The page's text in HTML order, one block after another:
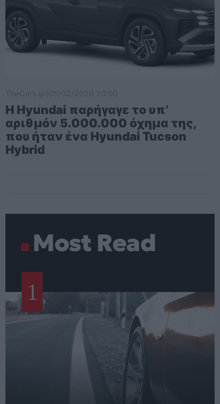
Η Hyundai παρήγαγε το υπ’
αριθμόν 5.000.000 όχημα της,
που ήταν ένα Hyundai Tucson
Hybrid
Most Read
1